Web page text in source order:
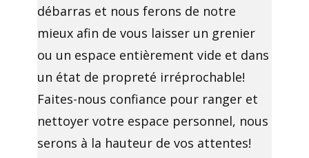
débarras et nous ferons de notre
mieux afin de vous laisser un grenier
ou un espace entièrement vide et dans
un état de propreté irréprochable!
Faites-nous confiance pour ranger et
nettoyer votre espace personnel, nous
serons à la hauteur de vos attentes!